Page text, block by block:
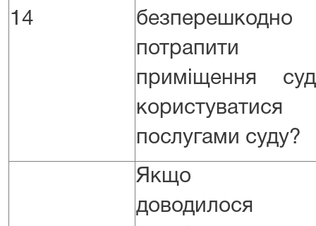
14
безперешкодно
потрапити
приміщення
користуватися
послугами суду?
Якщо
доводилося